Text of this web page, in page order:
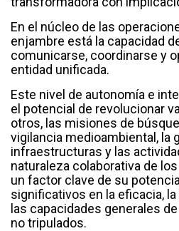
En el núcleo de las
enjambre está la capacidad
comunicarse, coordinarse y
entidad unificada.
Este nivel de autonomía e
el potencial de revolucionar
otros, las misiones de
vigilancia medioambiental, la
infraestructuras y las
naturaleza colaborativa de
un factor clave de su
significativos en la eficacia,
las capacidades generales
no tripulados.